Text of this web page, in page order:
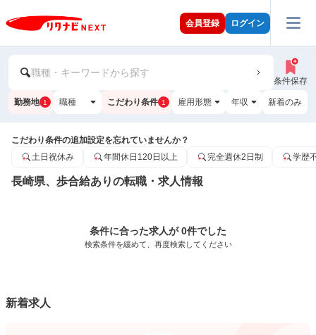
会員登録 ログイン
職種・キーワードから探す
条件保存
勤務地 1 職種 こだわり条件 1 雇用形態 年収 新着のみ
こだわり条件の追加設定を忘れていませんか？
土日祝休み
年間休日120日以上 完全週休2日制 学歴
長崎県、歩合給ありの転職・求人情報
条件に合った求人が 0件でした
検索条件を緩めて、再度検索してください
新着求人